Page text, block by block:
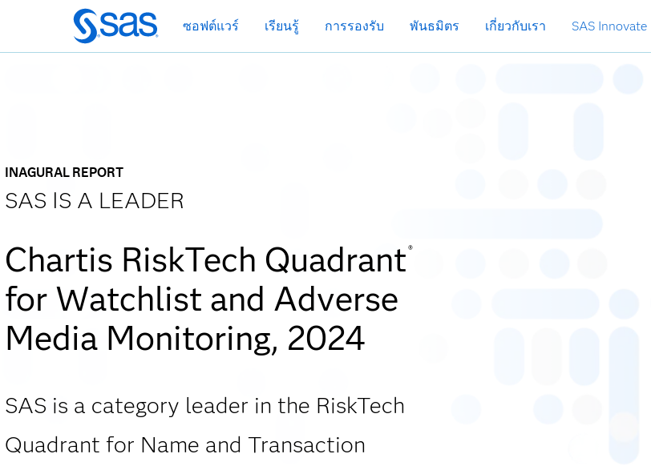
ข้าม
ไป
ซอฟต์แวร์ เรียนรู้ การรองรับ พันธมิตร เกี่ยวกับเรา SAS Innovate
INAGURAL REPORT
SAS IS A LEADER
Chartis RiskTech Quadrant ®
for Watchlist and Adverse
Media Monitoring, 2024
SAS is a category leader in the RiskTech
Quadrant for Name and Transaction